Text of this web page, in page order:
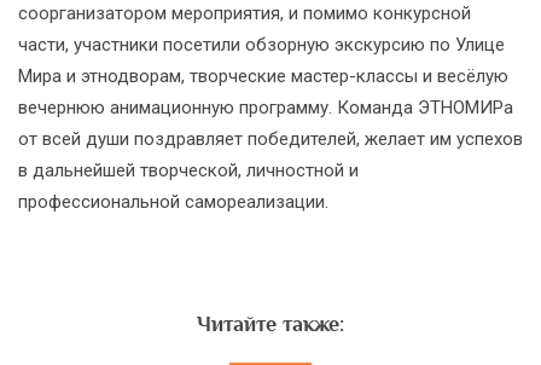
соорганизатором мероприятия, и помимо конкурсной
части, участники посетили обзорную экскурсию по Улице
Мира и этнодворам, творческие мастер-классы и весёлую
вечернюю анимационную программу. Команда ЭТНОМИРа
от всей души поздравляет победителей, желает им успехов
в дальнейшей творческой, личностной и
профессиональной самореализации.
Читайте также: